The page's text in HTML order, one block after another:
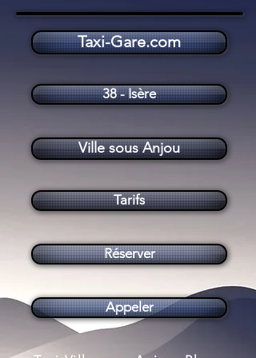
Tarifs
Taxi Ville sous Anjou (38150)
Ville sous Anjou
Taxi-Gare.com
Réserver
Appeler
38 - Isère